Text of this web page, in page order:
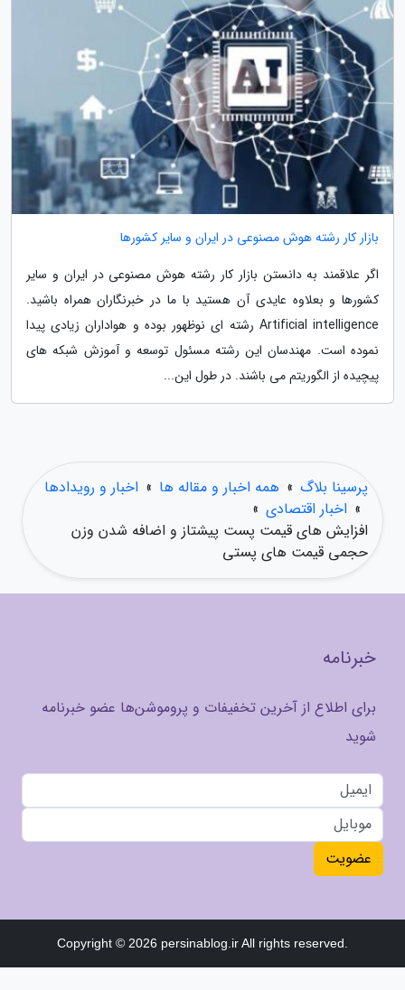
بازار کار رشته هوش مصنوعی در ایران و سایر کشورها
اگر علاقمند به دانستن بازار کار رشته هوش مصنوعی در ایران و سایر
کشورها و بعلاوه عایدی آن هستید با ما در خبرنگاران همراه باشید.
Artificial intelligence رشته ای نوظهور بوده و هواداران زیادی پیدا
نموده است. مهندسان این رشته مسئول توسعه و آموزش شبکه های
پیچیده از الگوریتم می باشند. در طول این...
پرسینا بلاگ » همه اخبار و مقاله ها » اخبار و رویدادها
» اخبار اقتصادی »
افزایش های قیمت پست پیشتاز و اضافه شدن وزن
حجمی قیمت های پستی
خبرنامه
برای اطلاع از آخرین تخفیفات و پروموشن‌ها عضو خبرنامه
شوید
عضویت
Copyright © 2026 persinablog.ir All rights reserved.